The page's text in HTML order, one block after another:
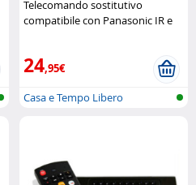
Telecomando sostitutivo
compatibile con Panasonic IR e
24,95€
Casa e Tempo Libero